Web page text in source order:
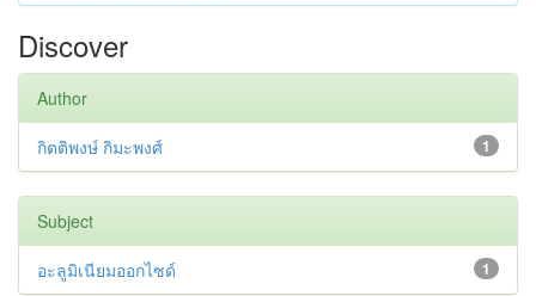
Discover
Author
1
กิตติพงษ์ กิมะพงศ์
Subject
1
อะลูมิเนียมออกไซด์